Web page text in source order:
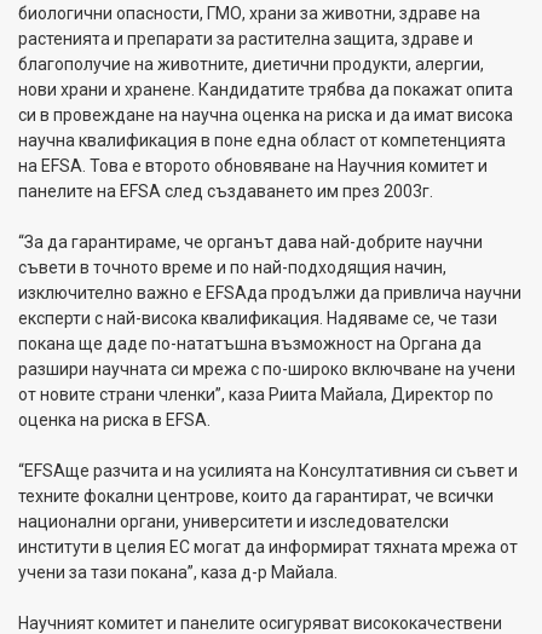
биологични опасности, ГМО, храни за животни, здраве на
растенията и препарати за растителна защита, здраве и
благополучие на животните, диетични продукти, алергии,
нови храни и хранене. Кандидатите трябва да покажат опита
си в провеждане на научна оценка на риска и да имат висока
научна квалификация в поне една област от компетенцията
на EFSA Това е второто обновяване на Научния комитет и
панелите на EFSA след създаването им през 2003г
“За да гарантираме, че органът дава най-добрите научни
съвети в точното време и по най-подходящия начин,
изключително важно е EFSAда продължи да привлича научни
експерти с най-висока квалификация. Надяваме се, че тази
покана ще даде по-нататъшна възможност на Органа да
разшири научната си мрежа с по-широко включване на учени
от новите страни членки”, каза Риита Майала, Директор по
оценка на риска в EFSA
“EFSAще разчита и на усилията на Консултативния си съвет и
техните фокални центрове, които да гарантират, че всички
национални органи, университети и изследователски
институти в целия ЕС могат да информират тяхната мрежа от
учени за тази покана”, каза д-р Майала.
Научният комитет и панелите осигуряват висококачествени